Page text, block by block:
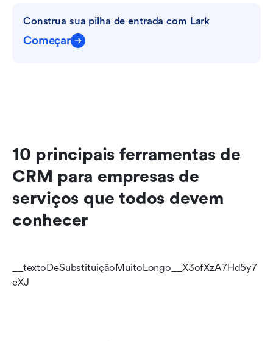
Construa sua pilha de entrada com Lark
Começar
10 principais ferramentas de
CRM para empresas de
serviços que todos devem
conhecer
__textoDeSubstituiçãoMuitoLongo__X3ofXzA7Hd5y7
eXJ